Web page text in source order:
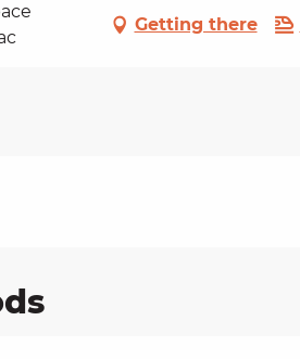
Getting there